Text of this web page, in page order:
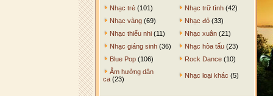
Nhạc trẻ (101) Nhạc trữ tình (42)
Nhạc vàng (69) Nhạc đỏ (33)
Nhạc thiếu nhi (11) Nhạc xuân (21)
Nhạc giáng sinh (36) Nhạc hòa tấu (23)
Blue Pop (106) Rock Dance (10)
Âm hưởng dân
ca (23) Nhạc loại khác (5)